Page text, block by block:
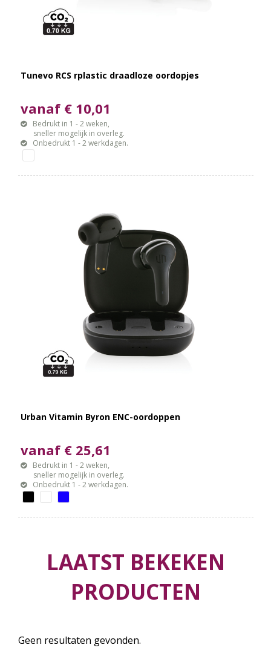
Tunevo RCS rplastic draadloze oordopjes
vanaf € 10,01
Bedrukt in 1 - 2 weken,
sneller mogelijk in overleg.
Onbedrukt 1 - 2 werkdagen.
Urban Vitamin Byron ENC-oordoppen
vanaf € 25,61
Bedrukt in 1 - 2 weken,
sneller mogelijk in overleg.
Onbedrukt 1 - 2 werkdagen.
LAATST BEKEKEN
PRODUCTEN
Geen resultaten gevonden.